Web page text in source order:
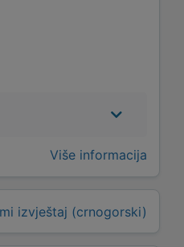
izvještaj (crnogorski)
Više informacija